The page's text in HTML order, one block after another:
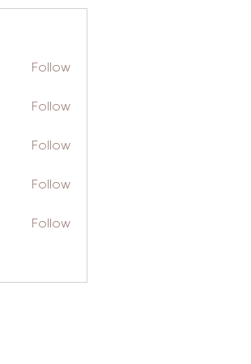
Follow
Follow
Follow
Follow
Follow